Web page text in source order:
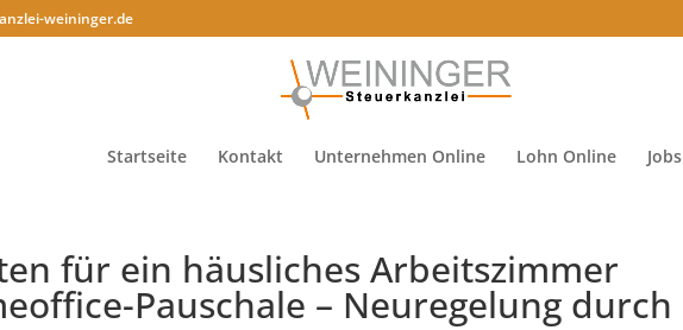
weininger.de
Startseite Kontakt Unternehmen Online Lohn Online Jobs
für ein häusliches Arbeitszimmer
Pauschale – Neuregelung durch